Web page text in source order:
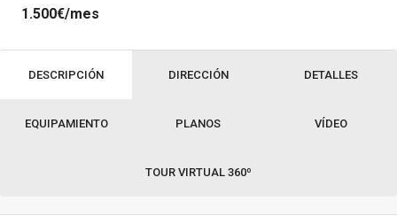
1.500€/mes
DESCRIPCIÓN DIRECCIÓN DETALLES
EQUIPAMIENTO PLANOS VÍDEO
TOUR VIRTUAL 360º